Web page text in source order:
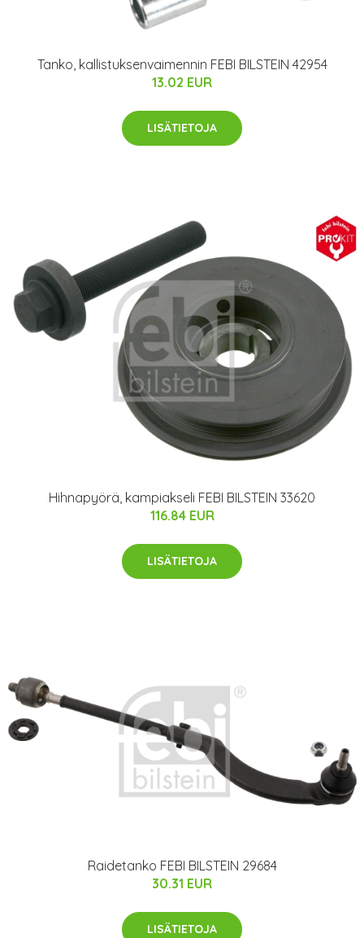
Tanko, kallistuksenvaimennin FEBI BILSTEIN 42954
13.02 EUR
LISÄTIETOJA
Hihnapyörä, kampiakseli FEBI BILSTEIN 33620
116.84 EUR
LISÄTIETOJA
Raidetanko FEBI BILSTEIN 29684
30.31 EUR
LISÄTIETOJA